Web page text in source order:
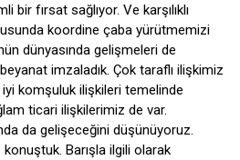
fırsat sağlıyor. Ve karşılıklı
koordine çaba yürütmemizi
dünyasında gelişmeleri de
imzaladık. Çok taraflı ilişkimiz
komşuluk ilişkileri temelinde
ticari ilişkilerimiz de var.
da gelişeceğini düşünüyoruz.
Barışla ilgili olarak